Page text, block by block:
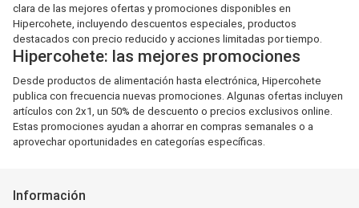
clara de las mejores ofertas y promociones disponibles en
Hipercohete, incluyendo descuentos especiales, productos
destacados con precio reducido y acciones limitadas por tiempo.
Hipercohete: las mejores promociones
Desde productos de alimentación hasta electrónica, Hipercohete
publica con frecuencia nuevas promociones. Algunas ofertas incluyen
artículos con 2x1, un 50% de descuento o precios exclusivos online.
Estas promociones ayudan a ahorrar en compras semanales o a
aprovechar oportunidades en categorías específicas.
Información